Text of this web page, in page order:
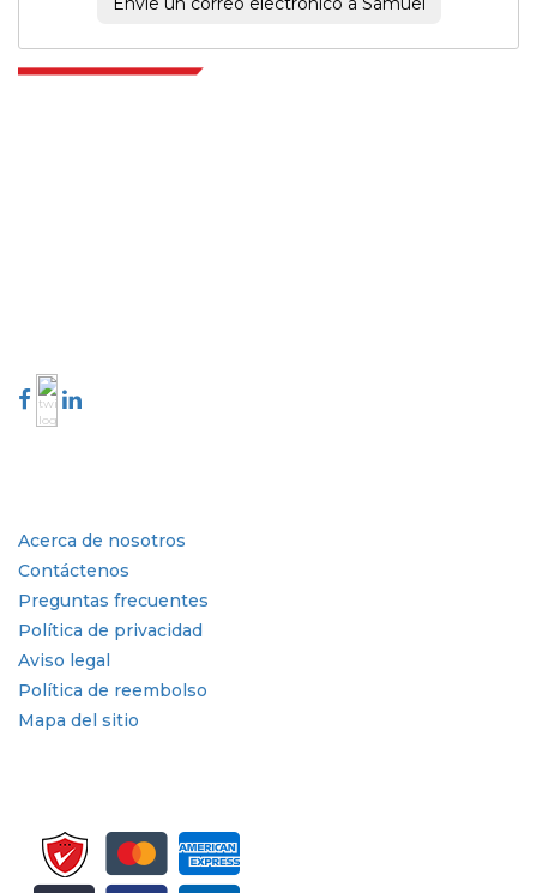
Acerca de nosotros
Contáctenos
Preguntas frecuentes
Política de privacidad
Aviso legal
Política de reembolso
Mapa del sitio